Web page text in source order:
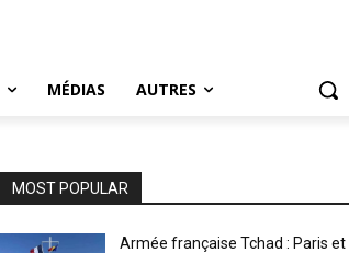
MÉDIAS AUTRES
MOST POPULAR
Armée française Tchad : Paris et